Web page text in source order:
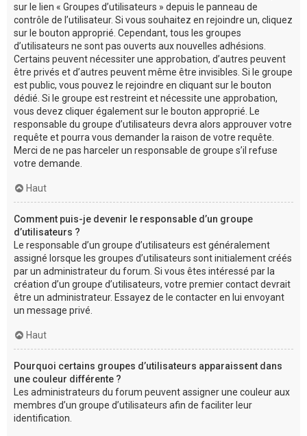
sur le lien « Groupes d’utilisateurs » depuis le panneau de
contrôle de l’utilisateur. Si vous souhaitez en rejoindre un, cliquez
sur le bouton approprié. Cependant, tous les groupes
d’utilisateurs ne sont pas ouverts aux nouvelles adhésions.
Certains peuvent nécessiter une approbation, d’autres peuvent
être privés et d’autres peuvent même être invisibles. Si le groupe
est public, vous pouvez le rejoindre en cliquant sur le bouton
dédié. Si le groupe est restreint et nécessite une approbation,
vous devez cliquer également sur le bouton approprié. Le
responsable du groupe d’utilisateurs devra alors approuver votre
requête et pourra vous demander la raison de votre requête.
Merci de ne pas harceler un responsable de groupe s’il refuse
votre demande.
Haut
Comment puis-je devenir le responsable d’un groupe
d’utilisateurs ?
Le responsable d’un groupe d’utilisateurs est généralement
assigné lorsque les groupes d’utilisateurs sont initialement créés
par un administrateur du forum. Si vous êtes intéressé par la
création d’un groupe d’utilisateurs, votre premier contact devrait
être un administrateur. Essayez de le contacter en lui envoyant
un message privé.
Haut
Pourquoi certains groupes d’utilisateurs apparaissent dans
une couleur différente ?
Les administrateurs du forum peuvent assigner une couleur aux
membres d’un groupe d’utilisateurs afin de faciliter leur
identification.